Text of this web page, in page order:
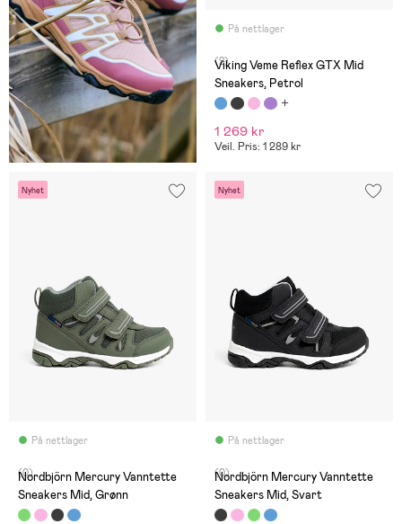
På nettlager
(2)
Viking Veme Reflex GTX Mid
Sneakers, Petrol
1 269 kr
Veil. Pris: 1 289 kr
Nyhet
På nettlager
(0)
Nordbjörn Mercury Vanntette
Sneakers Mid, Grønn
Nyhet
På nettlager
(0)
Nordbjörn Mercury Vanntette
Sneakers Mid, Svart